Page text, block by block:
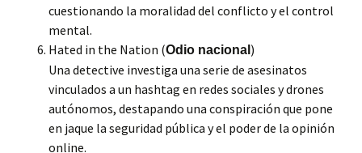
cuestionando la moralidad del conflicto y el control
mental.
Hated in the Nation (Odio nacional )
Una detective investiga una serie de asesinatos
vinculados a un hashtag en redes sociales y drones
autónomos, destapando una conspiración que pone
en jaque la seguridad pública y el poder de la opinión
online.